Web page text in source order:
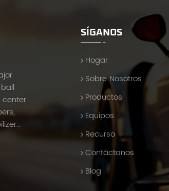
center
SÍGANOS
Hogar
Sobre Nosotros
Productos
Equipos
Recurso
Contáctanos
Blog